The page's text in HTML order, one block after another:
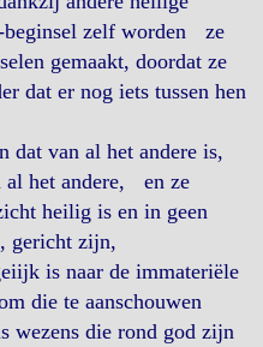
beginsel zelf worden ze
gemaakt, doordat ze
dat er nog iets tussen hen
dat van al het andere is,
het andere, en ze
heilig is en in geen
gericht zijn,
is naar de immateriële
die te aanschouwen
wezens die rond god zijn